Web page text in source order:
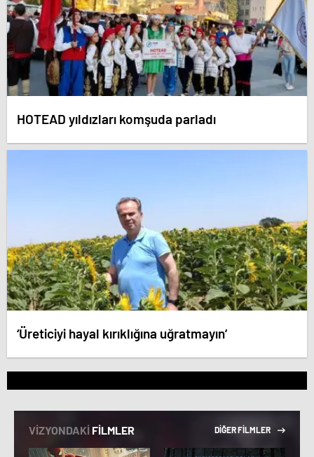
HOTEAD yıldızları komşuda parladı
‘Üreticiyi hayal kırıklığına uğratmayın’
VİZYONDAKİ FİLMLER DİĞER FİLMLER